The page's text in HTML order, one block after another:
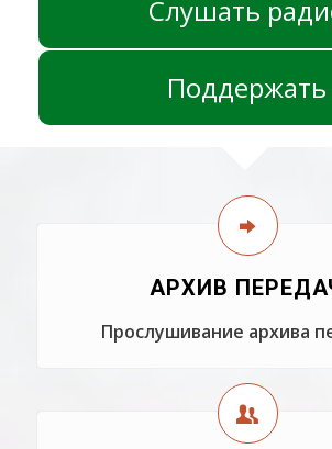
Слушать
Поддержать
АРХИВ
Прослушивание архива